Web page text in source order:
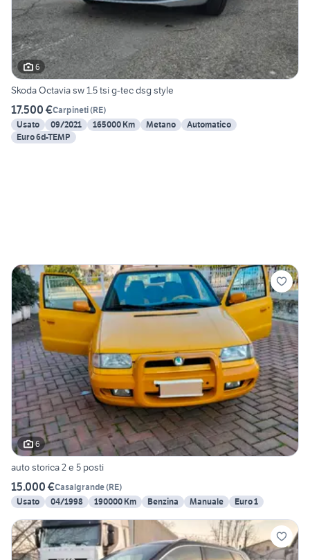
6
Skoda Octavia sw 1.5 tsi g-tec dsg style
17.500 €Carpineti(RE)
Usato
09/2021 165000 Km Metano
Automatico
Euro 6d-TEMP
6
auto storica 2 e 5 posti
15.000 €Casalgrande(RE)
Usato
04/1998 190000 Km Benzina Manuale Euro 1